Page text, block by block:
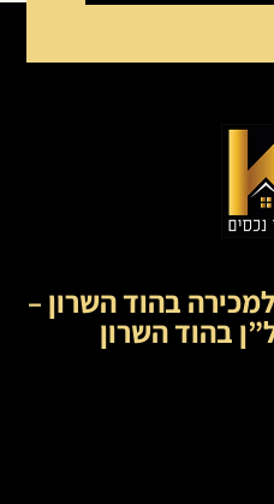
בהוד השרון –
בהוד השרון